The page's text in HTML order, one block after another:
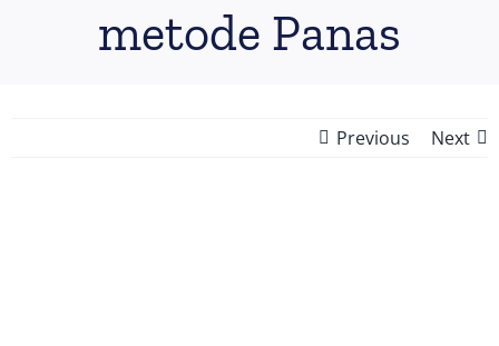
metode Panas
Previous Next